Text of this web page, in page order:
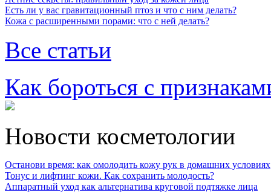
Есть ли у вас гравитационный птоз и что с ним делать?
Кожа с расширенными порами: что с ней делать?
Все статьи
Как бороться с
Новости косметологии
Останови время: как омолодить кожу рук в домашних условиях
Тонус и лифтинг кожи. Как сохранить молодость?
Аппаратный уход как альтернатива круговой подтяжке лица